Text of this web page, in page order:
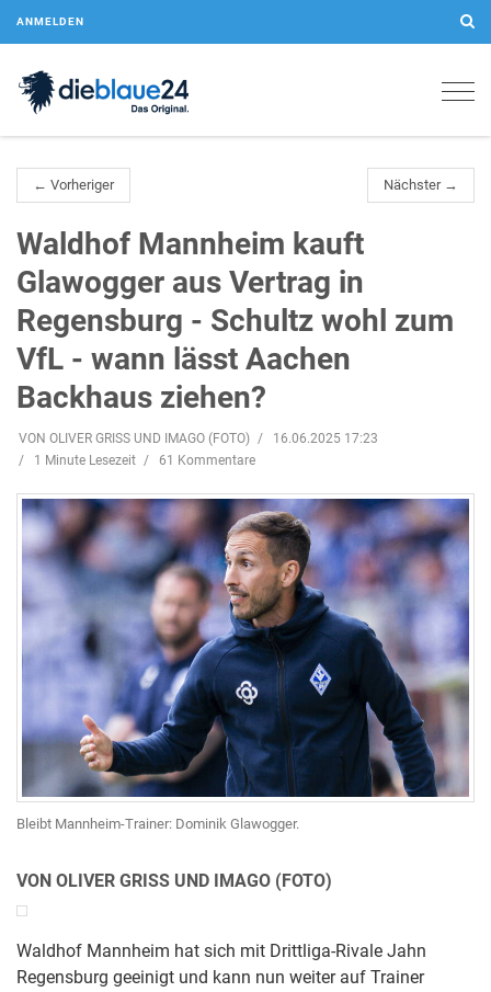
ANMELDEN
← Vorheriger Nächster →
Waldhof Mannheim kauft
Glawogger aus Vertrag in
Regensburg - Schultz wohl zum
VfL - wann lässt Aachen
Backhaus ziehen?
VON OLIVER GRISS UND IMAGO (FOTO)
16.06.2025 17:23
1 Minute Lesezeit
61 Kommentare
Bleibt Mannheim-Trainer: Dominik Glawogger.
VON OLIVER GRISS UND IMAGO (FOTO)
Waldhof Mannheim hat sich mit Drittliga-Rivale Jahn
Regensburg geeinigt und kann nun weiter auf Trainer